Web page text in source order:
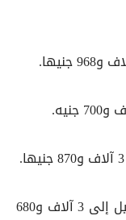
في حين يصل سعر طن أسمنت وادي النيل إلى 3 آلاف و680